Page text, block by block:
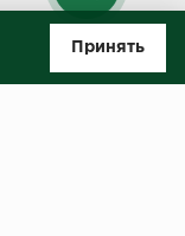
Принять